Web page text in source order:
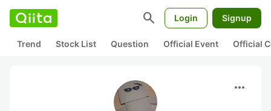
search Login Signup
Trend Stock List Question Official Event Official
more_horiz